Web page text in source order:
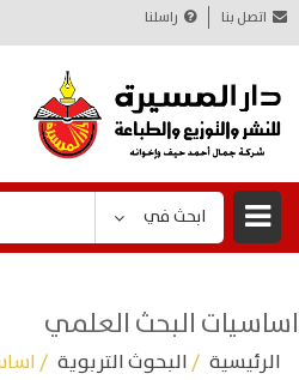
اتصل بنا راسلنا
ابحث في
اساسيات البحث العلمي
الرئيسية /البحوث التربوية /